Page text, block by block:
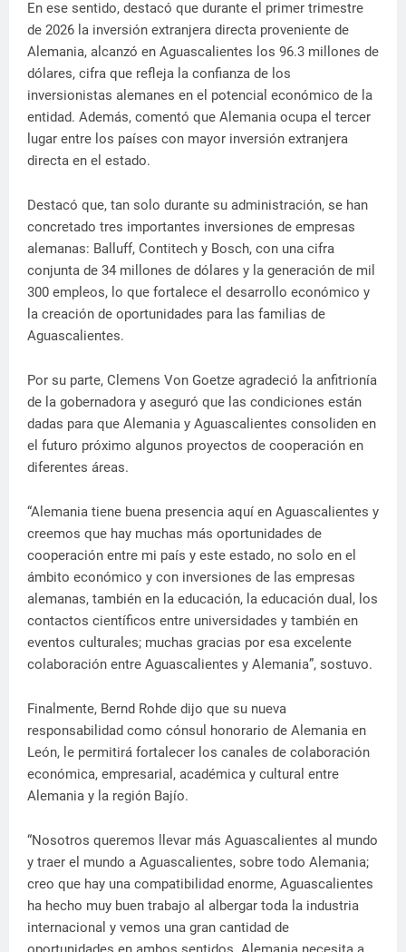
En ese sentido, destacó que durante el primer trimestre
de 2026 la inversión extranjera directa proveniente de
Alemania, alcanzó en Aguascalientes los 96.3 millones de
dólares, cifra que refleja la confianza de los
inversionistas alemanes en el potencial económico de la
entidad. Además, comentó que Alemania ocupa el tercer
lugar entre los países con mayor inversión extranjera
directa en el estado.
Destacó que, tan solo durante su administración, se han
concretado tres importantes inversiones de empresas
alemanas: Balluff, Contitech y Bosch, con una cifra
conjunta de 34 millones de dólares y la generación de mil
300 empleos, lo que fortalece el desarrollo económico y
la creación de oportunidades para las familias de
Aguascalientes.
Por su parte, Clemens Von Goetze agradeció la anfitrionía
de la gobernadora y aseguró que las condiciones están
dadas para que Alemania y Aguascalientes consoliden en
el futuro próximo algunos proyectos de cooperación en
diferentes áreas.
“Alemania tiene buena presencia aquí en Aguascalientes y
creemos que hay muchas más oportunidades de
cooperación entre mi país y este estado, no solo en el
ámbito económico y con inversiones de las empresas
alemanas, también en la educación, la educación dual, los
contactos científicos entre universidades y también en
eventos culturales; muchas gracias por esa excelente
colaboración entre Aguascalientes y Alemania”, sostuvo.
Finalmente, Bernd Rohde dijo que su nueva
responsabilidad como cónsul honorario de Alemania en
León, le permitirá fortalecer los canales de colaboración
económica, empresarial, académica y cultural entre
Alemania y la región Bajío.
“Nosotros queremos llevar más Aguascalientes al mundo
y traer el mundo a Aguascalientes, sobre todo Alemania;
creo que hay una compatibilidad enorme, Aguascalientes
ha hecho muy buen trabajo al albergar toda la industria
internacional y vemos una gran cantidad de